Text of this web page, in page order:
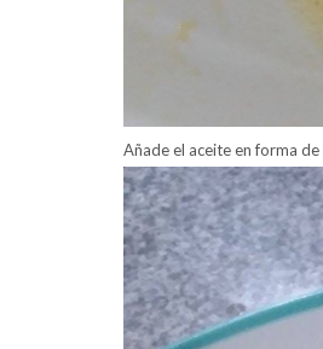
Añade el aceite en forma